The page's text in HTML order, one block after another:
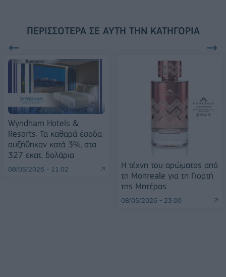
ΠΕΡΙΣΣΌΤΕΡΑ ΣΕ ΑΥΤΉ ΤΗΝ ΚΑΤΗΓΟΡΊΑ
Wyndham Hotels &
Resorts: Τα καθαρά έσοδα
αυξήθηκαν κατά 3%, στα
327 εκατ. δολάρια
08/05/2026 - 11:02
Η τέχνη του αρώματος από
τη Monreale για τη Γιορτή
της Μητέρας
08/05/2026 - 23:00